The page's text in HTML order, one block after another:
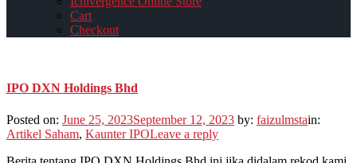
Cart
Checkout
IPO DXN Holdings Bhd
Posted on: June 25, 2023September 12, 2023 by: faizulmstain:
Artikel Saham, Kaunter IPOLeave a reply